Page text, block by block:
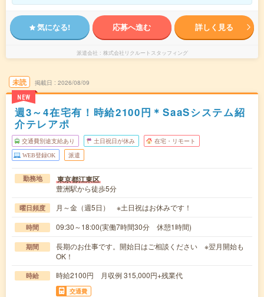
気になる! 応募へ進む 詳しく見る
派遣会社 株式会社リクルートスタッフィング
未読
NEW
掲載日 2026/08/09
週3～4在宅有！時給2100円＊SaaSシステム紹
介テレアポ
交通費別途支給あり 土日祝日が休み 在宅・リモート
WEB登録OK 派遣
勤務地 東京都江東区
豊洲駅から徒歩5分
曜日頻度 月～金（週5日） ※土日祝はお休みです！
時間 09:30～18:00(実働7時間30分 休憩1時間)
期間
長期のお仕事です。開始日はご相談ください ※翌月開始も
OK！
時給 時給2100円 月収例 315,000円+残業代
交通費